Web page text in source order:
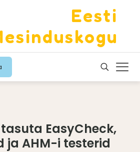
Eesti
EasyCheck,
ja AHM-i testerid